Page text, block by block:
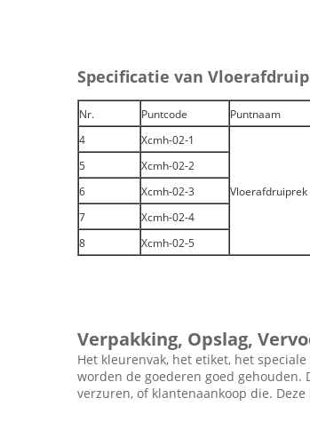
Specificatie van
Nr. Puntcode Puntnaam
4
Xcmh-02-1
Vloerafdruiprek
5 Xcmh-02-2
6
Xcmh-02-3
7
Xcmh-02-4
8
Xcmh-02-5
Verpakking, Opslag,
Het kleurenvak, het etiket, het
worden de goederen goed
verzuren, of klantenaankoop die.